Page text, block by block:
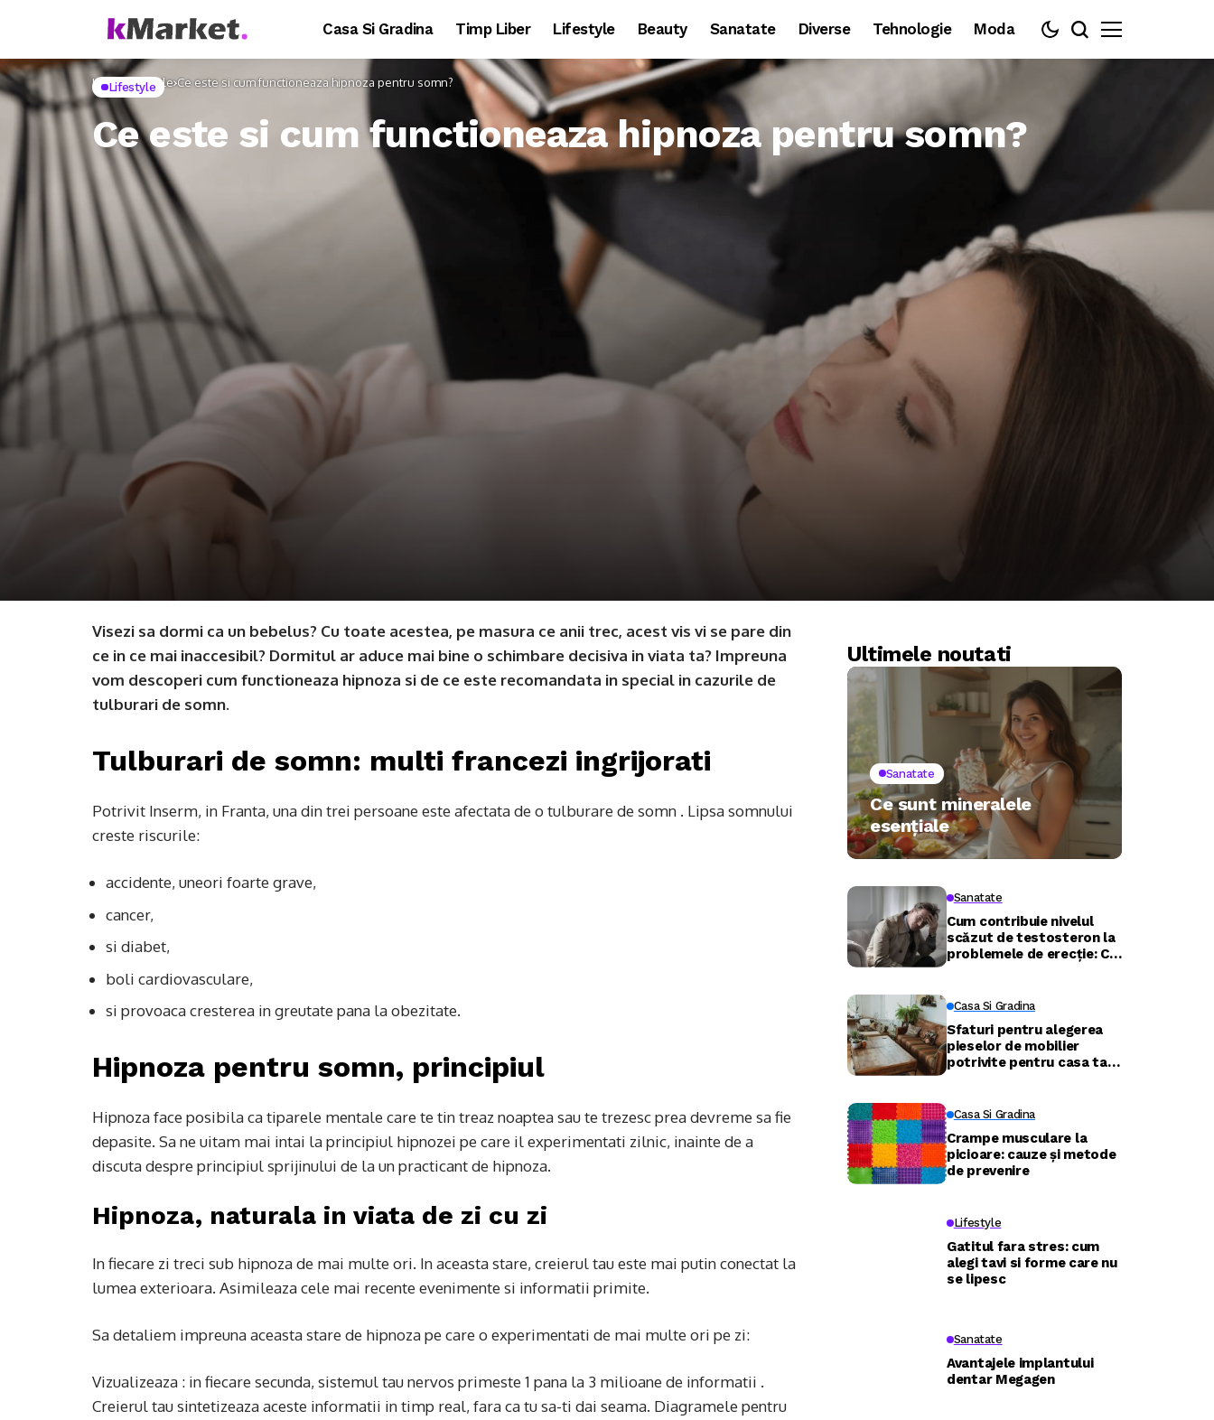
Casa Si Gradina Timp Liber Lifestyle Beauty Sanatate Diverse Tehnologie Moda
Home Lifestyle Ce este si cum functioneaza hipnoza pentru somn?
Lifestyle
Ce este si cum functioneaza hipnoza pentru somn?
Visezi sa dormi ca un bebelus? Cu toate acestea, pe masura ce anii trec, acest vis vi se pare din
ce in ce mai inaccesibil? Dormitul ar aduce mai bine o schimbare decisiva in viata ta? Impreuna
vom descoperi cum functioneaza hipnoza si de ce este recomandata in special in cazurile de
tulburari de somn.
Tulburari de somn: multi francezi ingrijorati
Potrivit Inserm, in Franta, una din trei persoane este afectata de o tulburare de somn . Lipsa somnului
creste riscurile:
accidente, uneori foarte grave,
cancer,
si diabet,
boli cardiovasculare,
si provoaca cresterea in greutate pana la obezitate.
Hipnoza pentru somn, principiul
Hipnoza face posibila ca tiparele mentale care te tin treaz noaptea sau te trezesc prea devreme sa fie
depasite. Sa ne uitam mai intai la principiul hipnozei pe care il experimentati zilnic, inainte de a
discuta despre principiul sprijinului de la un practicant de hipnoza.
Hipnoza, naturala in viata de zi cu zi
In fiecare zi treci sub hipnoza de mai multe ori. In aceasta stare, creierul tau este mai putin conectat la
lumea exterioara. Asimileaza cele mai recente evenimente si informatii primite.
Sa detaliem impreuna aceasta stare de hipnoza pe care o experimentati de mai multe ori pe zi:
Vizualizeaza : in fiecare secunda, sistemul tau nervos primeste 1 pana la 3 milioane de informatii .
Creierul tau sintetizeaza aceste informatii in timp real, fara ca tu sa-ti dai seama. Diagramele pentru
Ultimele noutati
Sanatate
Ce sunt mineralele
esențiale
Sanatate
Cum contribuie nivelul
scăzut de testosteron la
problemele de erecție: Ce
Casa Si Gradina
Sfaturi pentru alegerea
pieselor de mobilier
potrivite pentru casa ta –
Casa Si Gradina
Crampe musculare la
picioare: cauze și metode
de prevenire
Lifestyle
Gatitul fara stres: cum
alegi tavi si forme care nu
se lipesc
Sanatate
Avantajele implantului
dentar Megagen